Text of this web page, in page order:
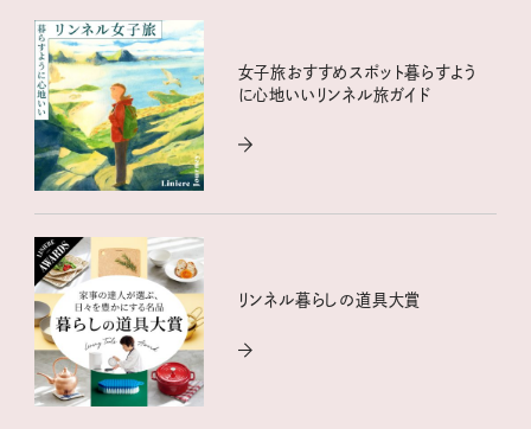
女子旅おすすめスポット暮らすよう
に心地いいリンネル旅ガイド
リンネル暮らしの道具大賞